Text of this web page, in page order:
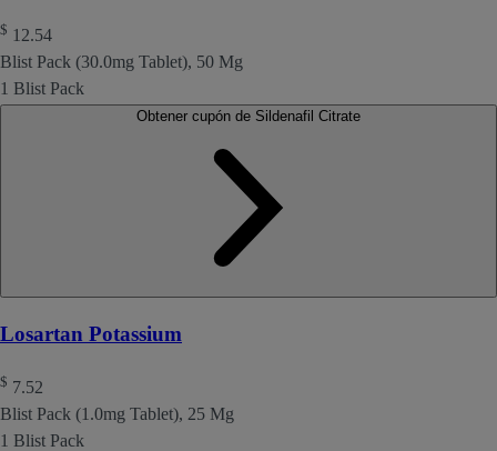
$ 12.54
Blist Pack (30.0mg Tablet), 50 Mg
1 Blist Pack
Losartan Potassium
$ 7.52
Blist Pack (1.0mg Tablet), 25 Mg
1 Blist Pack